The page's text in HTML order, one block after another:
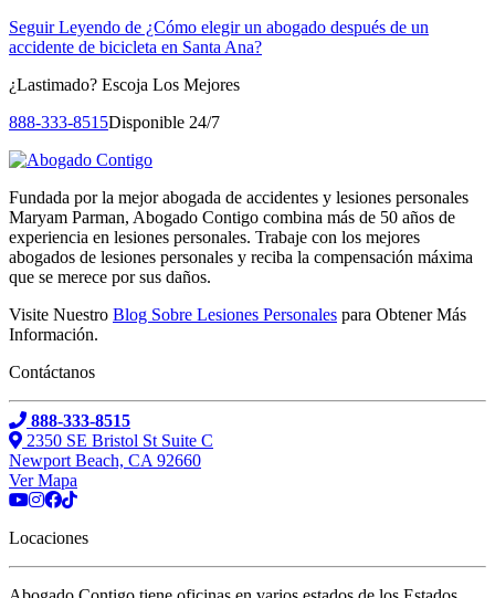
Seguir Leyendo de ¿Cómo elegir un abogado después de un
accidente de bicicleta en Santa Ana?
¿Lastimado? Escoja Los Mejores
888-333-8515Disponible 24/7
Fundada por la mejor abogada de accidentes y lesiones personales
Maryam Parman, Abogado Contigo combina más de 50 años de
experiencia en lesiones personales. Trabaje con los mejores
abogados de lesiones personales y reciba la compensación máxima
que se merece por sus daños.
Visite Nuestro Blog Sobre Lesiones Personales para Obtener Más
Información.
Contáctanos
888-333-8515
2350 SE Bristol St Suite C
Newport Beach, CA 92660
Ver Mapa
Locaciones